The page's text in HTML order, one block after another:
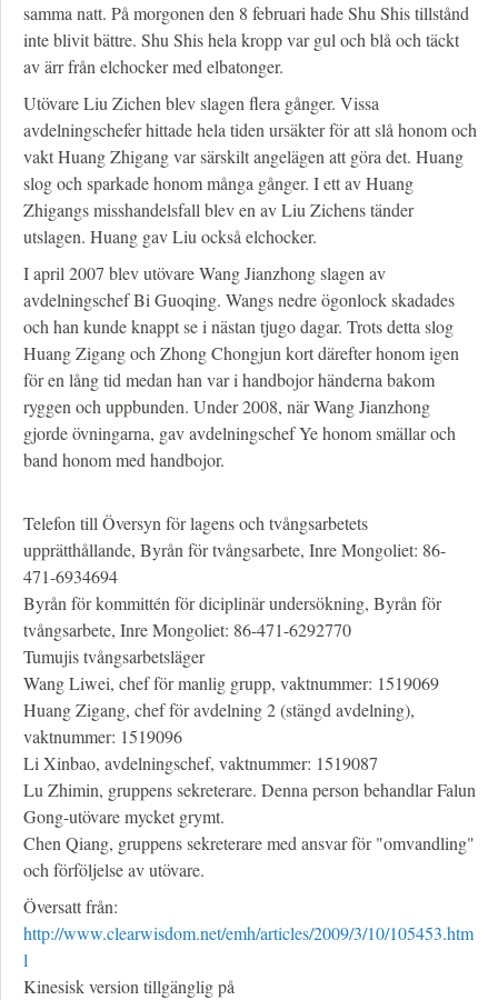
samma natt. På morgonen den 8 februari hade Shu Shis tillstånd
inte blivit bättre. Shu Shis hela kropp var gul och blå och täckt
av ärr från elchocker med elbatonger.
Utövare Liu Zichen blev slagen flera gånger. Vissa
avdelningschefer hittade hela tiden ursäkter för att slå honom och
vakt Huang Zhigang var särskilt angelägen att göra det. Huang
slog och sparkade honom många gånger. I ett av Huang
Zhigangs misshandelsfall blev en av Liu Zichens tänder
utslagen. Huang gav Liu också elchocker.
I april 2007 blev utövare Wang Jianzhong slagen av
avdelningschef Bi Guoqing. Wangs nedre ögonlock skadades
och han kunde knappt se i nästan tjugo dagar. Trots detta slog
Huang Zigang och Zhong Chongjun kort därefter honom igen
för en lång tid medan han var i handbojor händerna bakom
ryggen och uppbunden. Under 2008, när Wang Jianzhong
gjorde övningarna, gav avdelningschef Ye honom smällar och
band honom med handbojor.
Telefon till Översyn för lagens och tvångsarbetets
upprätthållande, Byrån för tvångsarbete, Inre Mongoliet: 86-
471-6934694
Byrån för kommittén för diciplinär undersökning, Byrån för
tvångsarbete, Inre Mongoliet: 86-471-6292770
Tumujis tvångsarbetsläger
Wang Liwei, chef för manlig grupp, vaktnummer: 1519069
Huang Zigang, chef för avdelning 2 (stängd avdelning),
vaktnummer: 1519096
Li Xinbao, avdelningschef, vaktnummer: 1519087
Lu Zhimin, gruppens sekreterare. Denna person behandlar Falun
Gong-utövare mycket grymt.
Chen Qiang, gruppens sekreterare med ansvar för "omvandling"
och förföljelse av utövare.
Översatt från:
http://www.clearwisdom.net/emh/articles/2009/3/10/105453.htm
l
Kinesisk version tillgänglig på